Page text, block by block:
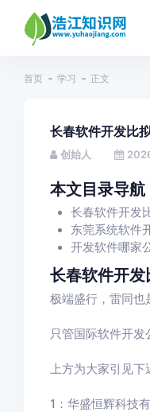
首页 学习 正文
长春软件开发比
创始人
本文目录导航
长春软件开发
东莞系统软件
开发软件哪家
长春软件开发
极端盛行，雷同也
只管国际软件开发
上方为大家引见下
1：华盛恒辉科技